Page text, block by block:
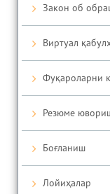
Закон об
Виртуал
Фуқароларни
Резюме
Боғланиш
Лойиҳалар